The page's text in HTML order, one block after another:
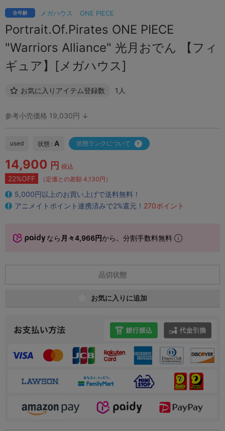
メガハウス ONE PIECE
全年齢
Portrait.Of.Pirates ONE PIECE
"Warriors Alliance" 光月おでん 【フィ
ギュア】[メガハウス]
お気に入りアイテム登録数 1人
参考小売価格 19,030円 ↓
used 状態 : A 状態ランクについて
14,900 円 税込
22%OFF （定価との差額 4,130円）
5,000円以上のお買い上げで送料無料！
アニメイトポイント連携済みで2%還元！ 270ポイント
なら 月々4,966円から。分割手数料無料
品切状態
お気に入りに追加